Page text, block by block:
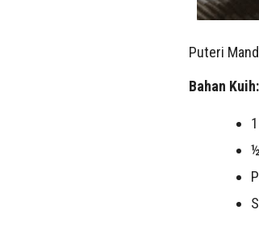
Puteri
Bahan Kuih: